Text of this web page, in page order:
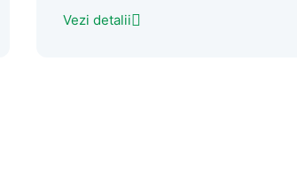
Vezi detalii